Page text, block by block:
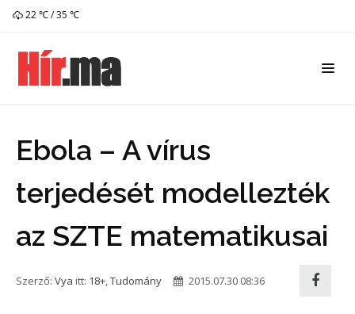
22 ℃ / 35 ℃
Ebola – A vírus
terjedését modellezték
az SZTE matematikusai
Szerző: Vya itt: 18+,Tudomány 2015.07.30 08:36